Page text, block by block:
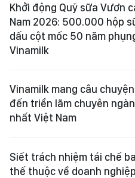
Khởi động Quỹ sữa Vươn
Nam 2026: 500.000 hộp
dấu cột mốc 50 năm
Vinamilk
Vinamilk mang câu
đến triển lãm chuyên
nhất Việt Nam
Siết trách nhiệm tái chế
thế thuộc về doanh